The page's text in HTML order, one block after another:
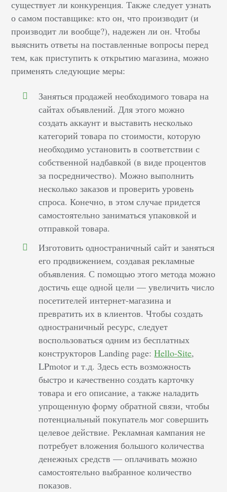
существует ли конкуренция. Также следует узнать
о самом поставщике: кто он, что производит (и
производит ли вообще?), надежен ли он. Чтобы
выяснить ответы на поставленные вопросы перед
тем, как приступить к открытию магазина, можно
применять следующие меры:
Заняться продажей необходимого товара на
сайтах объявлений. Для этого можно
создать аккаунт и выставить несколько
категорий товара по стоимости, которую
необходимо установить в соответствии с
собственной надбавкой (в виде процентов
за посредничество). Можно выполнить
несколько заказов и проверить уровень
спроса. Конечно, в этом случае придется
самостоятельно заниматься упаковкой и
отправкой товара.
Изготовить одностраничный сайт и заняться
его продвижением, создавая рекламные
объявления. С помощью этого метода можно
достичь еще одной цели — увеличить число
посетителей интернет-магазина и
превратить их в клиентов. Чтобы создать
одностраничный ресурс, следует
воспользоваться одним из бесплатных
конструкторов Landing page:Hello-Site,
LPmotor и т.д. Здесь есть возможность
быстро и качественно создать карточку
товара и его описание, а также наладить
упрощенную форму обратной связи, чтобы
потенциальный покупатель мог совершить
целевое действие. Рекламная кампания не
потребует вложения большого количества
денежных средств — оплачивать можно
самостоятельно выбранное количество
показов.